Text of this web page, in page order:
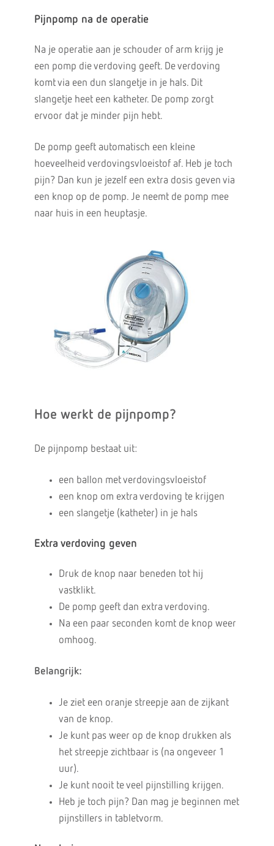
Pijnpomp na de operatie
Na je operatie aan je schouder of arm krijg je
een pomp die verdoving geeft. De verdoving
komt via een dun slangetje in je hals. Dit
slangetje heet een katheter. De pomp zorgt
ervoor dat je minder pijn hebt.
De pomp geeft automatisch een kleine
hoeveelheid verdovingsvloeistof af. Heb je toch
pijn? Dan kun je jezelf een extra dosis geven via
een knop op de pomp. Je neemt de pomp mee
naar huis in een heuptasje.
Hoe werkt de pijnpomp?
De pijnpomp bestaat uit:
een ballon met verdovingsvloeistof
een knop om extra verdoving te krijgen
een slangetje (katheter) in je hals
Extra verdoving geven
Druk de knop naar beneden tot hij
vastklikt.
De pomp geeft dan extra verdoving.
Na een paar seconden komt de knop weer
omhoog.
Belangrijk:
Je ziet een oranje streepje aan de zijkant
van de knop.
Je kunt pas weer op de knop drukken als
het streepje zichtbaar is (na ongeveer 1
uur).
Je kunt nooit te veel pijnstilling krijgen.
Heb je toch pijn? Dan mag je beginnen met
pijnstillers in tabletvorm.